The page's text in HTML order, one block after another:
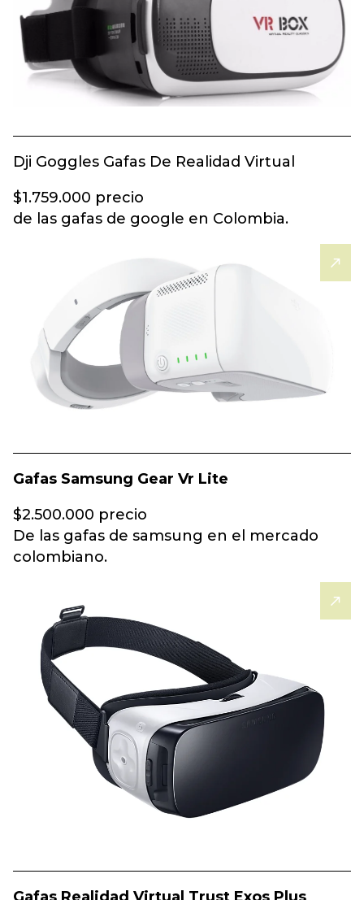
Dji Goggles Gafas De Realidad Virtual
$1.759.000 precio
de las gafas de google en Colombia.
Gafas Samsung Gear Vr Lite
$2.500.000 precio
De las gafas de samsung en el mercado
colombiano.